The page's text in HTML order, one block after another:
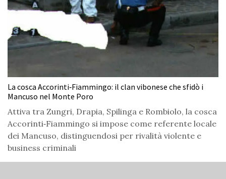
La cosca Accorinti‑Fiammingo: il clan vibonese che sfidò i
Mancuso nel Monte Poro
Attiva tra Zungri, Drapia, Spilinga e Rombiolo, la cosca
Accorinti‑Fiammingo si impose come referente locale
dei Mancuso, distinguendosi per rivalità violente e
business criminali